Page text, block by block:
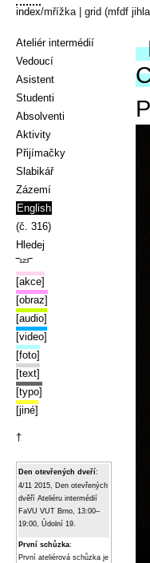
index/mřížka | grid (mfdf
Ateliér intermédií
Vedoucí
Asistent
Studenti
Absolventi
Aktivity
Přijímačky
Slabikář
Zázemí
English
(č. 316)
Hledej
‾¹²³‾
[akce]
[obraz]
[audio]
[video]
[foto]
[text]
[typo]
[jiné]
†
Den otevřených dveří:
4/11 2015, Den otevřených
dvěří Ateliéru intermédií
FaVU VUT Brno, 13:00–
19:00, Údolní 19.
První schůzka:
První ateliérová schůzka je